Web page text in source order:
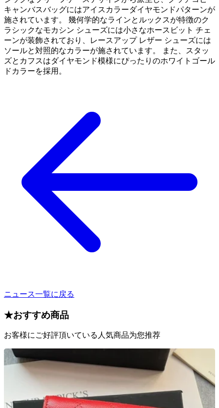
キャンバスバッグにはアイスカラーダイヤモンドパターンが
施されています。 幾何学的なラインとルックスが特徴のク
ラシックなモカシン シューズには小さなホースビット チェ
ーンが装飾されており、レースアップ レザー シューズには
ソールと対照的なカラーが施されています。 また、スタッ
ズとカフスはダイヤモンド模様にぴったりのホワイトゴール
ドカラーを採用。
ニュース一覧に戻る
★おすすめ商品
お客様にご好評頂いている人気商品为您推荐